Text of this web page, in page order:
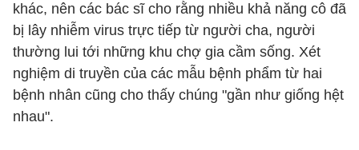
khác, nên các bác sĩ cho rằng nhiều khả năng cô đã
bị lây nhiễm virus trực tiếp từ người cha, người
thường lui tới những khu chợ gia cầm sống. Xét
nghiệm di truyền của các mẫu bệnh phẩm từ hai
bệnh nhân cũng cho thấy chúng "gần như giống hệt
nhau".